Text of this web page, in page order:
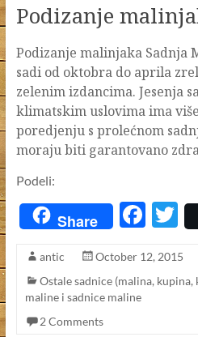
Podizanje
Podizanje malinjaka Sadnja
sadi od oktobra do aprila
zelenim izdancima. Jesenja
klimatskim uslovima ima
poredjenju s prolećnom
moraju biti garantovano
Podeli:
Share
F
e
b
T
itt
antic
October 12, 2015
Ostale sadnice (malina, kupina,
maline i sadnice maline
2 Comments